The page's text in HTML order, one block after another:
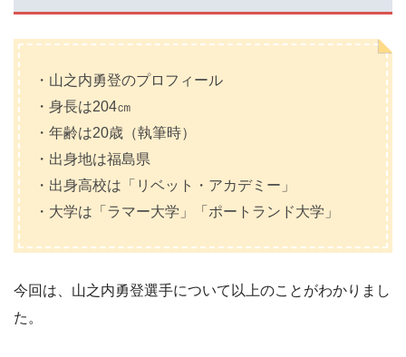
・山之内勇登のプロフィール
・身長は204㎝
・年齢は20歳（執筆時）
・出身地は福島県
・出身高校は「リベット・アカデミー」
・大学は「ラマー大学」「ポートランド大学」
今回は、山之内勇登選手について以上のことがわかりまし
た。